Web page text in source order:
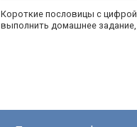
Короткие пословицы с
выполнить домашнее